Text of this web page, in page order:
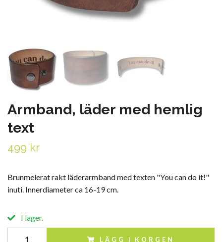
Armband, läder med hemlig
text
499 kr
Brunmelerat rakt läderarmband med texten "You can do it!"
inuti. Innerdiameter ca 16-19 cm.
I lager.
LÄGG I KORGEN